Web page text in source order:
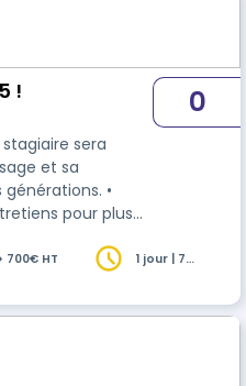
!
sera
•
pour plus
l’intégration pour
0
700€ HT
1 jour | 7